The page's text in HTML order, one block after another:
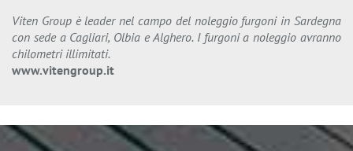
Viten Group è leader nel campo del noleggio furgoni in Sardegna
con sede a Cagliari, Olbia e Alghero. I furgoni a noleggio avranno
chilometri illimitati.
www.vitengroup.it